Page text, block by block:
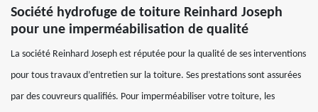
Société hydrofuge de toiture Reinhard Joseph
pour une imperméabilisation de qualité
La société Reinhard Joseph est réputée pour la qualité de ses interventions
pour tous travaux d’entretien sur la toiture. Ses prestations sont assurées
par des couvreurs qualifiés. Pour imperméabiliser votre toiture, les